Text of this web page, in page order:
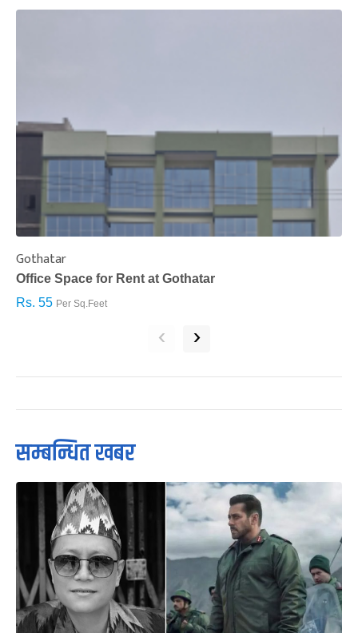
Gothatar
Office Space for Rent at Gothatar
Rs. 55 Per Sq.Feet
‹ ›
सम्बन्धित खबर